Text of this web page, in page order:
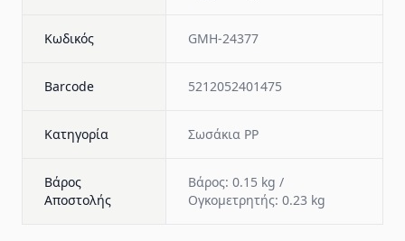
Κωδικός GMH-24377
Barcode 5212052401475
Κατηγορία Σωσάκια PP
Βάρος
Αποστολής
Βάρος: 0.15 kg /
Ογκομετρητής: 0.23 kg